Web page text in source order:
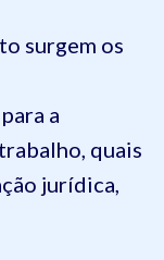
surgem os
a
quais
jurídica,